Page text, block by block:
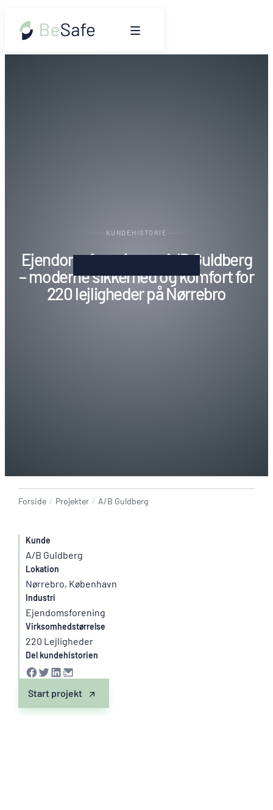
KUNDEHISTORIE
Ejendomsforeningen A/B Guldberg
– moderne sikkerhed og komfort for
220 lejligheder på Nørrebro
Forside / Projekter / A/B Guldberg
Kunde
A/B Guldberg
Lokation
Nørrebro, København
Industri
Ejendomsforening
Virksomhedstørrelse
220 Lejligheder
Del kundehistorien
Start projekt